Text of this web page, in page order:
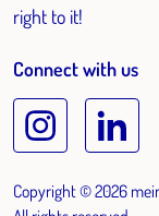
right to it!
Connect with us
Copyright © 2026